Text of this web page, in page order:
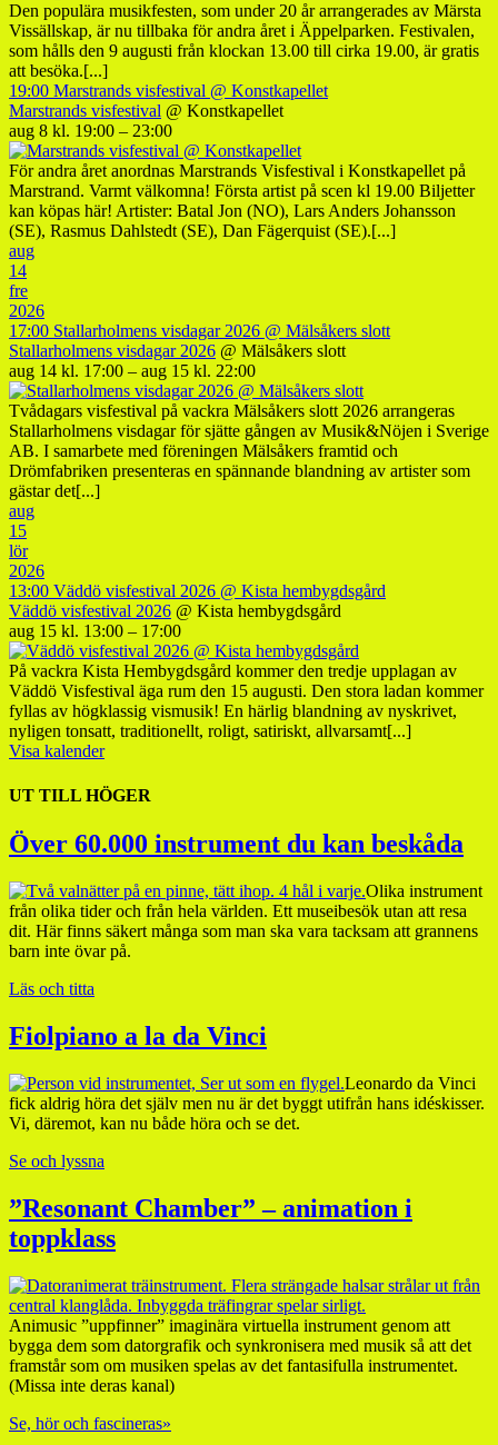
Den populära musikfesten, som under 20 år arrangerades av Märsta
Vissällskap, är nu tillbaka för andra året i Äppelparken. Festivalen,
som hålls den 9 augusti från klockan 13.00 till cirka 19.00, är gratis
att besöka.[...]
19:00 Marstrands visfestival @ Konstkapellet
Marstrands visfestival @ Konstkapellet
aug 8 kl. 19:00 – 23:00
För andra året anordnas Marstrands Visfestival i Konstkapellet på
Marstrand. Varmt välkomna! Första artist på scen kl 19.00 Biljetter
kan köpas här! Artister: Batal Jon (NO), Lars Anders Johansson
(SE), Rasmus Dahlstedt (SE), Dan Fägerquist (SE).[...]
aug
14
fre
2026
17:00 Stallarholmens visdagar 2026 @ Mälsåkers slott
Stallarholmens visdagar 2026 @ Mälsåkers slott
aug 14 kl. 17:00 – aug 15 kl. 22:00
Tvådagars visfestival på vackra Mälsåkers slott 2026 arrangeras
Stallarholmens visdagar för sjätte gången av Musik&Nöjen i Sverige
AB. I samarbete med föreningen Mälsåkers framtid och
Drömfabriken presenteras en spännande blandning av artister som
gästar det[...]
aug
15
lör
2026
13:00 Väddö visfestival 2026 @ Kista hembygdsgård
Väddö visfestival 2026 @ Kista hembygdsgård
aug 15 kl. 13:00 – 17:00
På vackra Kista Hembygdsgård kommer den tredje upplagan av
Väddö Visfestival äga rum den 15 augusti. Den stora ladan kommer
fyllas av högklassig vismusik! En härlig blandning av nyskrivet,
nyligen tonsatt, traditionellt, roligt, satiriskt, allvarsamt[...]
Visa kalender
UT TILL HÖGER
Över 60.000 instrument du kan beskåda
Olika instrument
från olika tider och från hela världen. Ett museibesök utan att resa
dit. Här finns säkert många som man ska vara tacksam att grannens
barn inte övar på.
Läs och titta
Fiolpiano a la da Vinci
Leonardo da Vinci
fick aldrig höra det själv men nu är det byggt utifrån hans idéskisser.
Vi, däremot, kan nu både höra och se det.
Se och lyssna
”Resonant Chamber” – animation i
toppklass
Animusic ”uppfinner” imaginära virtuella instrument genom att
bygga dem som datorgrafik och synkronisera med musik så att det
framstår som om musiken spelas av det fantasifulla instrumentet.
(Missa inte deras kanal)
Se, hör och fascineras»